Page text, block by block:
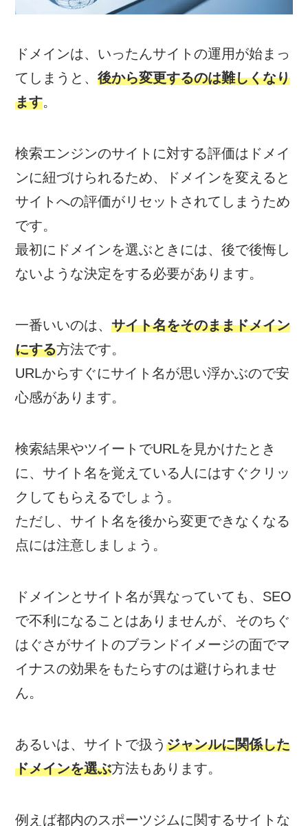
ドメインは、いったんサイトの運用が始まっ
てしまうと、後から変更するのは難しくなり
ます。
検索エンジンのサイトに対する評価はドメイ
ンに紐づけられるため、ドメインを変えると
サイトへの評価がリセットされてしまうため
です。
最初にドメインを選ぶときには、後で後悔し
ないような決定をする必要があります。
一番いいのは、サイト名をそのままドメイン
にする方法です。
URLからすぐにサイト名が思い浮かぶので安
心感があります。
検索結果やツイートでURLを見かけたとき
に、サイト名を覚えている人にはすぐクリッ
クしてもらえるでしょう。
ただし、サイト名を後から変更できなくなる
点には注意しましょう。
ドメインとサイト名が異なっていても、SEO
で不利になることはありませんが、そのちぐ
はぐさがサイトのブランドイメージの面でマ
イナスの効果をもたらすのは避けられませ
ん。
あるいは、サイトで扱うジャンルに関係した
ドメインを選ぶ方法もあります。
例えば都内のスポーツジムに関するサイトな